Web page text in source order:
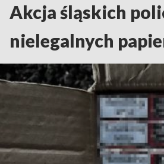
Akcja śląskich
nielegalnych